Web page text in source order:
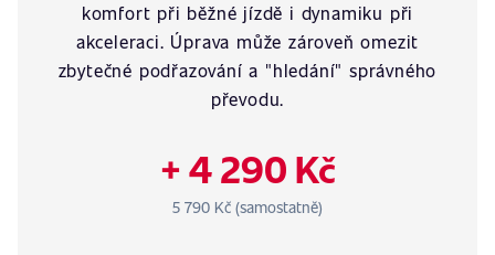
komfort při běžné jízdě i dynamiku při
akceleraci. Úprava může zároveň omezit
zbytečné podřazování a "hledání" správného
převodu.
+ 4 290 Kč
5 790 Kč (samostatně)